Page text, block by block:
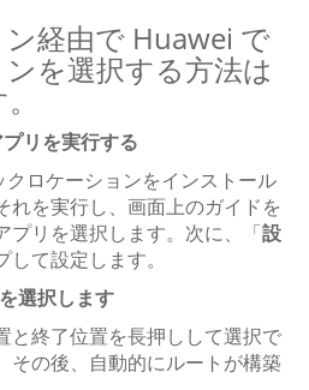
経由で Huawei で
を選択する方法は
リを実行する
ロケーションをインストール
れを実行し、画面上のガイドを
プリを選択します。次に、「設
して設定します。
選択します
と終了位置を長押しして選択で
その後、自動的にルートが構築